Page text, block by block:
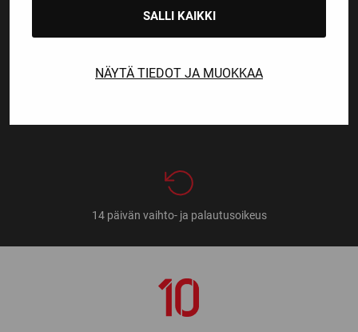
SALLI KAIKKI
NÄYTÄ TIEDOT JA MUOKKAA
Monipuoliset maksutavat
14 päivän vaihto- ja palautusoikeus